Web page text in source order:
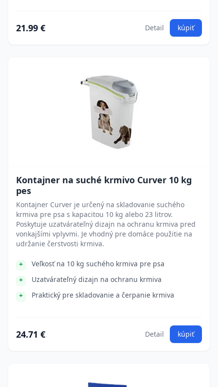
21.99 € Detail kúpiť
Kontajner na suché krmivo Curver 10 kg
pes
Kontajner Curver je určený na skladovanie suchého
krmiva pre psa s kapacitou 10 kg alebo 23 litrov.
Poskytuje uzatvárateľný dizajn na ochranu krmiva pred
vonkajšími vplyvmi. Je vhodný pre domáce použitie na
udržanie čerstvosti krmiva.
Veľkosť na 10 kg suchého krmiva pre psa
Uzatvárateľný dizajn na ochranu krmiva
Praktický pre skladovanie a čerpanie krmiva
24.71 € Detail kúpiť